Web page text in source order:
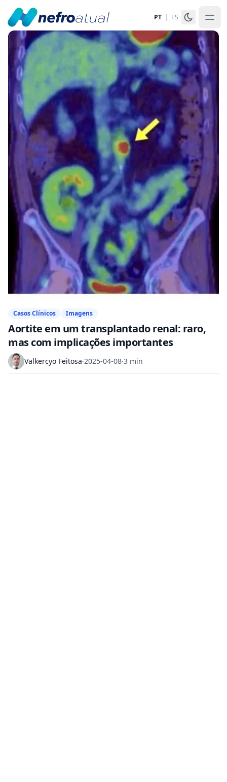
PT | ES
Casos Clínicos Imagens
Aortite em um transplantado renal: raro,
mas com implicações importantes
Valkercyo Feitosa·2025-04-08·3 min